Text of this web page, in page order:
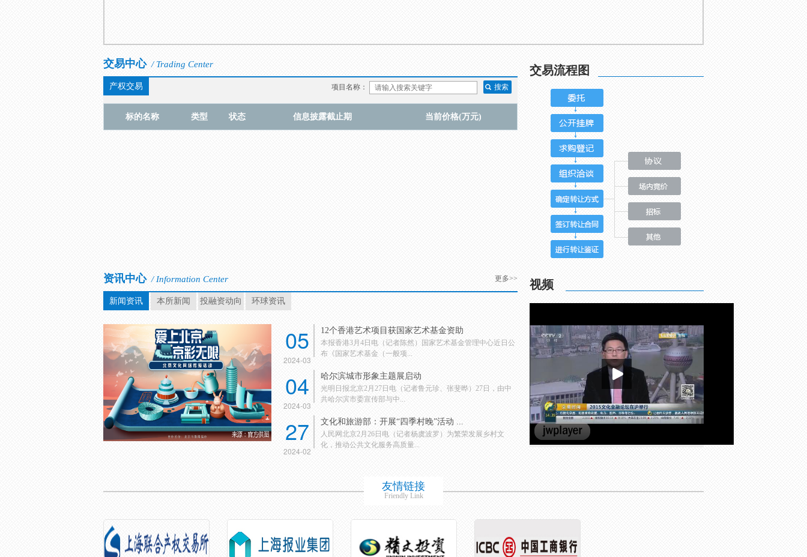
交易中心 / Trading Center
产权交易 项目名称：
标的名称 类型 状态 信息披露截止期 当前价格(万元)
交易流程图
更多>>
资讯中心 / Information Center
新闻资讯 本所新闻 投融资动向 环球资讯
05
2024-03
12个香港艺术项目获国家艺术基金资助
本报香港3月4日电（记者陈然）国家艺术基金管理中心近日公
布《国家艺术基金（一般项...
04
2024-03
哈尔滨城市形象主题展启动
光明日报北京2月27日电（记者鲁元珍、张斐晔）27日，由中
共哈尔滨市委宣传部与中...
27
2024-02
文化和旅游部：开展“四季村晚”活动 ...
人民网北京2月26日电（记者杨虞波罗）为繁荣发展乡村文
化，推动公共文化服务高质量...
视频
友情链接
Friendly Link